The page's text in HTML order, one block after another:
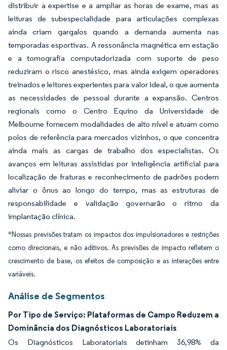
distribuir a expertise e a ampliar as horas de exame, mas as
leituras de subespecialidade para articulações complexas
ainda criam gargalos quando a demanda aumenta nas
temporadas esportivas. A ressonância magnética em estação
e a tomografia computadorizada com suporte de peso
reduziram o risco anestésico, mas ainda exigem operadores
treinados e leitores experientes para valor ideal, o que aumenta
as necessidades de pessoal durante a expansão. Centros
regionais como o Centro Equino da Universidade de
Melbourne fornecem modalidades de alto nível e atuam como
polos de referência para mercados vizinhos, o que concentra
ainda mais as cargas de trabalho dos especialistas. Os
avanços em leituras assistidas por inteligência artificial para
localização de fraturas e reconhecimento de padrões podem
aliviar o ônus ao longo do tempo, mas as estruturas de
responsabilidade e validação governarão o ritmo da
implantação clínica.
*Nossas previsões tratam os impactos dos impulsionadores e restrições
como direcionais, e não aditivos. As previsões de impacto refletem o
crescimento de base, os efeitos de composição e as interações entre
variáveis.
Análise de Segmentos
Por Tipo de Serviço: Plataformas de Campo Reduzem a
Dominância dos Diagnósticos Laboratoriais
Os Diagnósticos Laboratoriais detinham 36,98% da